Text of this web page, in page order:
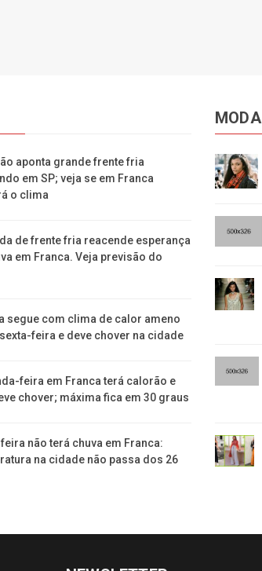
aponta grande frente fria
em SP; veja se em Franca
o clima
de frente fria reacende esperança
em Franca. Veja previsão do
segue com clima de calor ameno
feira e deve chover na cidade
feira em Franca terá calorão e
chover; máxima fica em 30 graus
não terá chuva em Franca:
na cidade não passa dos 26
MODA